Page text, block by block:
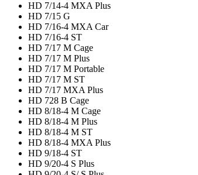
HD 7/14-4 MXA Plus
HD 7/15 G
HD 7/16-4 MXA Car
HD 7/16-4 ST
HD 7/17 M Cage
HD 7/17 M Plus
HD 7/17 M Portable
HD 7/17 M ST
HD 7/17 MXA Plus
HD 728 B Cage
HD 8/18-4 M Cage
HD 8/18-4 M Plus
HD 8/18-4 M ST
HD 8/18-4 MXA Plus
HD 9/18-4 ST
HD 9/20-4 S Plus